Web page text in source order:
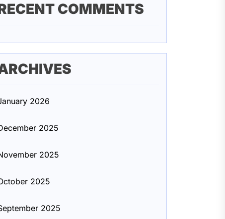
COMMENTS
2026
2025
2025
2025
2025